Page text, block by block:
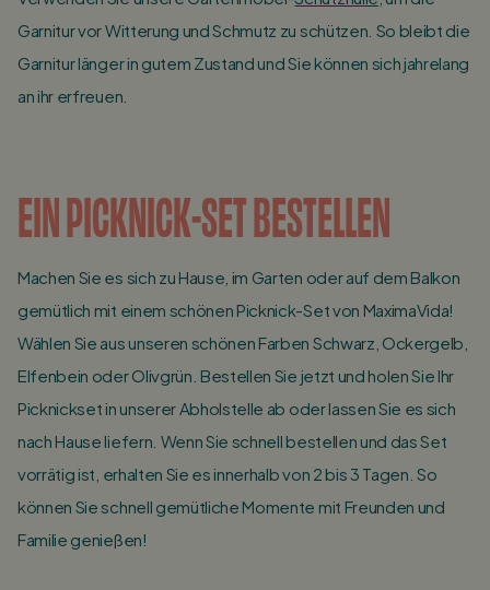
Garnitur vor Witterung und Schmutz zu schützen. So bleibt die
Garnitur länger in gutem Zustand und Sie können sich jahrelang
an ihr erfreuen.
EIN PICKNICK-SET BESTELLEN
Machen Sie es sich zu Hause, im Garten oder auf dem Balkon
gemütlich mit einem schönen Picknick-Set von MaximaVida!
Wählen Sie aus unseren schönen Farben Schwarz, Ockergelb,
Elfenbein oder Olivgrün. Bestellen Sie jetzt und holen Sie Ihr
Picknickset in unserer Abholstelle ab oder lassen Sie es sich
nach Hause liefern. Wenn Sie schnell bestellen und das Set
vorrätig ist, erhalten Sie es innerhalb von 2 bis 3 Tagen. So
können Sie schnell gemütliche Momente mit Freunden und
Familie genießen!